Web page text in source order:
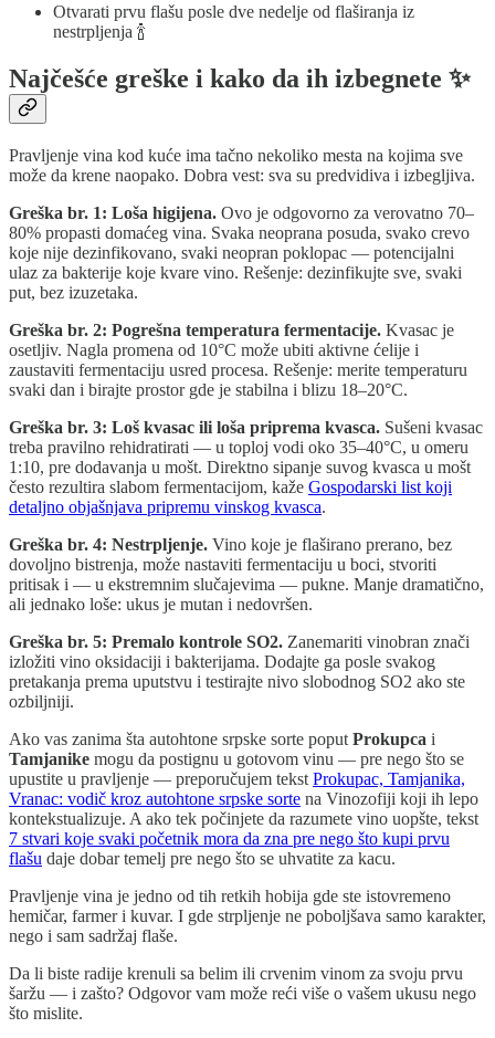
Otvarati prvu flašu posle dve nedelje od flaširanja iz
nestrpljenja 🍾
Najčešće greške i kako da ih izbegnete ✨
Pravljenje vina kod kuće ima tačno nekoliko mesta na kojima sve
može da krene naopako. Dobra vest: sva su predvidiva i izbegljiva.
Greška br. 1: Loša higijena. Ovo je odgovorno za verovatno 70–
80% propasti domaćeg vina. Svaka neoprana posuda, svako crevo
koje nije dezinfikovano, svaki neopran poklopac — potencijalni
ulaz za bakterije koje kvare vino. Rešenje: dezinfikujte sve, svaki
put, bez izuzetaka.
Greška br. 2: Pogrešna temperatura fermentacije. Kvasac je
osetljiv. Nagla promena od 10°C može ubiti aktivne ćelije i
zaustaviti fermentaciju usred procesa. Rešenje: merite temperaturu
svaki dan i birajte prostor gde je stabilna i blizu 18–20°C.
Greška br. 3: Loš kvasac ili loša priprema kvasca. Sušeni kvasac
treba pravilno rehidratirati — u toploj vodi oko 35–40°C, u omeru
1:10, pre dodavanja u mošt. Direktno sipanje suvog kvasca u mošt
često rezultira slabom fermentacijom, kaže Gospodarski list koji
detaljno objašnjava pripremu vinskog kvasca.
Greška br. 4: Nestrpljenje. Vino koje je flaširano prerano, bez
dovoljno bistrenja, može nastaviti fermentaciju u boci, stvoriti
pritisak i — u ekstremnim slučajevima — pukne. Manje dramatično,
ali jednako loše: ukus je mutan i nedovršen.
Greška br. 5: Premalo kontrole SO2. Zanemariti vinobran znači
izložiti vino oksidaciji i bakterijama. Dodajte ga posle svakog
pretakanja prema uputstvu i testirajte nivo slobodnog SO2 ako ste
ozbiljniji.
Ako vas zanima šta autohtone srpske sorte poput Prokupca i
Tamjanike mogu da postignu u gotovom vinu — pre nego što se
upustite u pravljenje — preporučujem tekst Prokupac, Tamjanika,
Vranac: vodič kroz autohtone srpske sorte na Vinozofiji koji ih lepo
kontekstualizuje. A ako tek počinjete da razumete vino uopšte, tekst
7 stvari koje svaki početnik mora da zna pre nego što kupi prvu
flašu daje dobar temelj pre nego što se uhvatite za kacu.
Pravljenje vina je jedno od tih retkih hobija gde ste istovremeno
hemičar, farmer i kuvar. I gde strpljenje ne poboljšava samo karakter,
nego i sam sadržaj flaše.
Da li biste radije krenuli sa belim ili crvenim vinom za svoju prvu
šaržu — i zašto? Odgovor vam može reći više o vašem ukusu nego
što mislite.